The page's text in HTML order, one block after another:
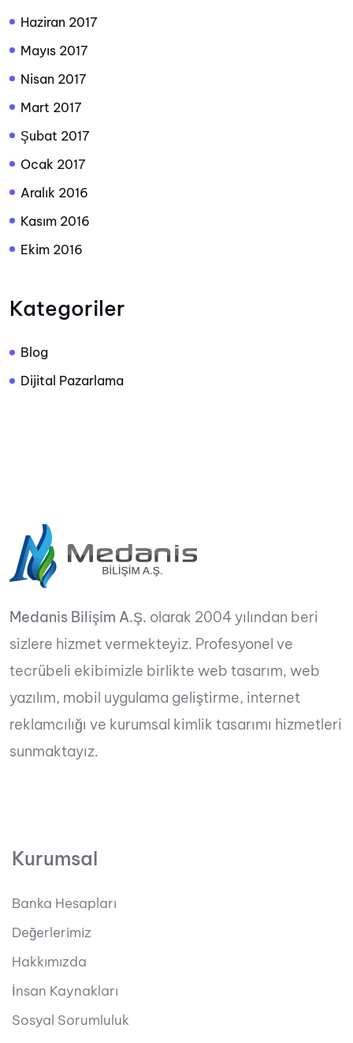
Haziran 2017
Mayıs 2017
Nisan 2017
Mart 2017
Şubat 2017
Ocak 2017
Aralık 2016
Kasım 2016
Ekim 2016
Kategoriler
Blog
Dijital Pazarlama
Medanis Bilişim A.Ş. olarak 2004 yılından beri
sizlere hizmet vermekteyiz. Profesyonel ve
tecrübeli ekibimizle birlikte web tasarım, web
yazılım, mobil uygulama geliştirme, internet
reklamcılığı ve kurumsal kimlik tasarımı hizmetleri
sunmaktayız.
Kurumsal
Banka Hesapları
Değerlerimiz
Hakkımızda
İnsan Kaynakları
Sosyal Sorumluluk